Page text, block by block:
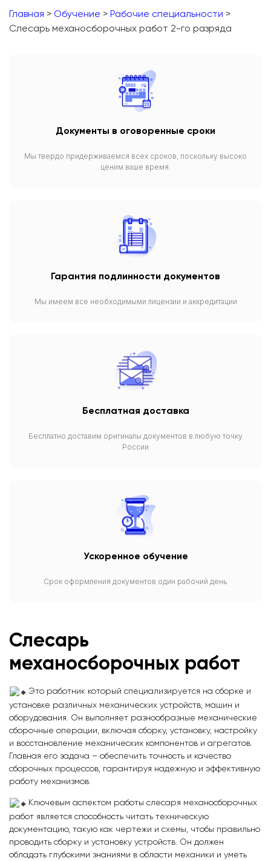
Главная > Обучение > Рабочие специальности >
Слесарь механосборочных работ 2-го разряда
Документы в оговоренные сроки
Мы твердо придерживаемся всех сроков, поскольку высоко
ценим ваше время.
Гарантия подлинности документов
Мы имеем все необходимыми лицензии и аккредитации
Бесплатная доставка
Бесплатно доставим оригиналы документов в любую точку
России
Ускоренное обучение
Срок оформления документов один рабочий день
Слесарь
механосборочных работ
Это работник который специализируется на сборке и
установке различных механических устройств, машин и
оборудования. Он выполняет разнообразные механические
сборочные операции, включая сборку, установку, настройку
и восстановление механических компонентов и агрегатов.
Главная его задача – обеспечить точность и качество
сборочных процессов, гарантируя надежную и эффективную
работу механизмов.
Ключевым аспектом работы слесаря механосборочных
работ является способность читать техническую
документацию, такую как чертежи и схемы, чтобы правильно
проводить сборку и установку устройств. Он должен
обладать глубокими знаниями в области механики и уметь